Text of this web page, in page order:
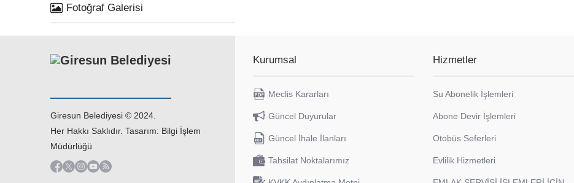
Fotoğraf Galerisi
Giresun Belediyesi © 2024.
Her Hakkı Saklıdır. Tasarım: Bilgi İşlem
Müdürlüğü
Kurumsal
Meclis Kararları
Güncel Duyurular
Güncel İhale İlanları
Tahsilat Noktalarımız
Hizmetler
Su Abonelik İşlemleri
Abone Devir İşlemleri
Otobüs Seferleri
Evlilik Hizmetleri